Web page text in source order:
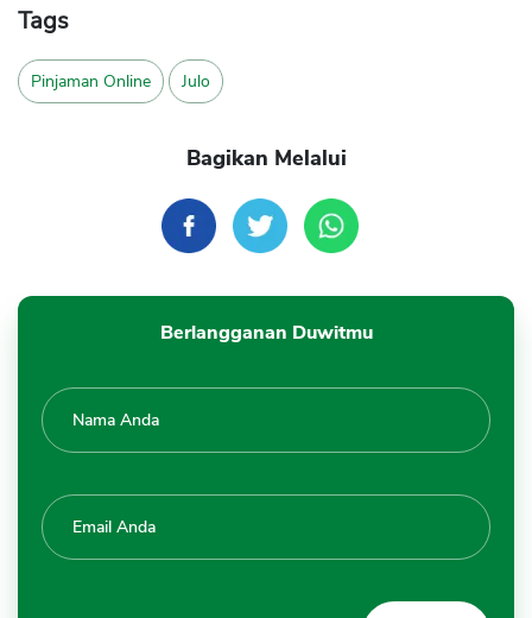
Tags
Pinjaman Online Julo
Bagikan Melalui
Berlangganan Duwitmu